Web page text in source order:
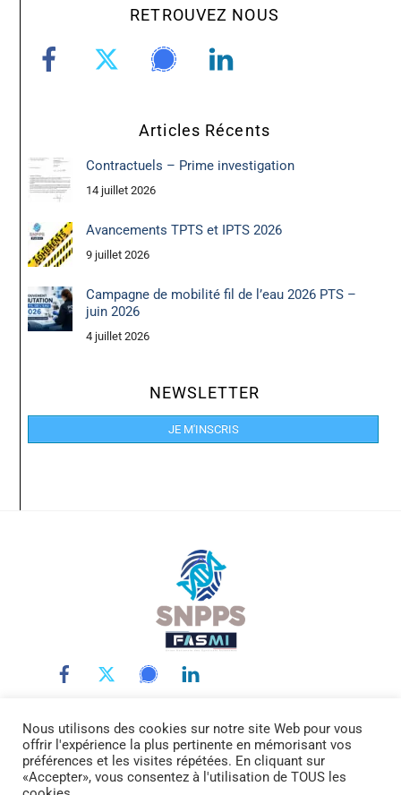
RETROUVEZ NOUS
Articles Récents
Contractuels – Prime investigation
14 juillet 2026
Avancements TPTS et IPTS 2026
9 juillet 2026
Campagne de mobilité fil de l’eau 2026 PTS –
juin 2026
4 juillet 2026
NEWSLETTER
JE M'INSCRIS
Back
To
Top
LE SNPPS INTERLOCUTEURS LA POLICE SCIENTIFIQUE
LA FASMI RÉMUNÉRATIONS ACTUALITÉ DOCUMENTATION
CONTACTEZ-NOUS
Nous utilisons des cookies sur notre site Web pour vous
offrir l'expérience la plus pertinente en mémorisant vos
préférences et les visites répétées. En cliquant sur
«Accepter», vous consentez à l'utilisation de TOUS les